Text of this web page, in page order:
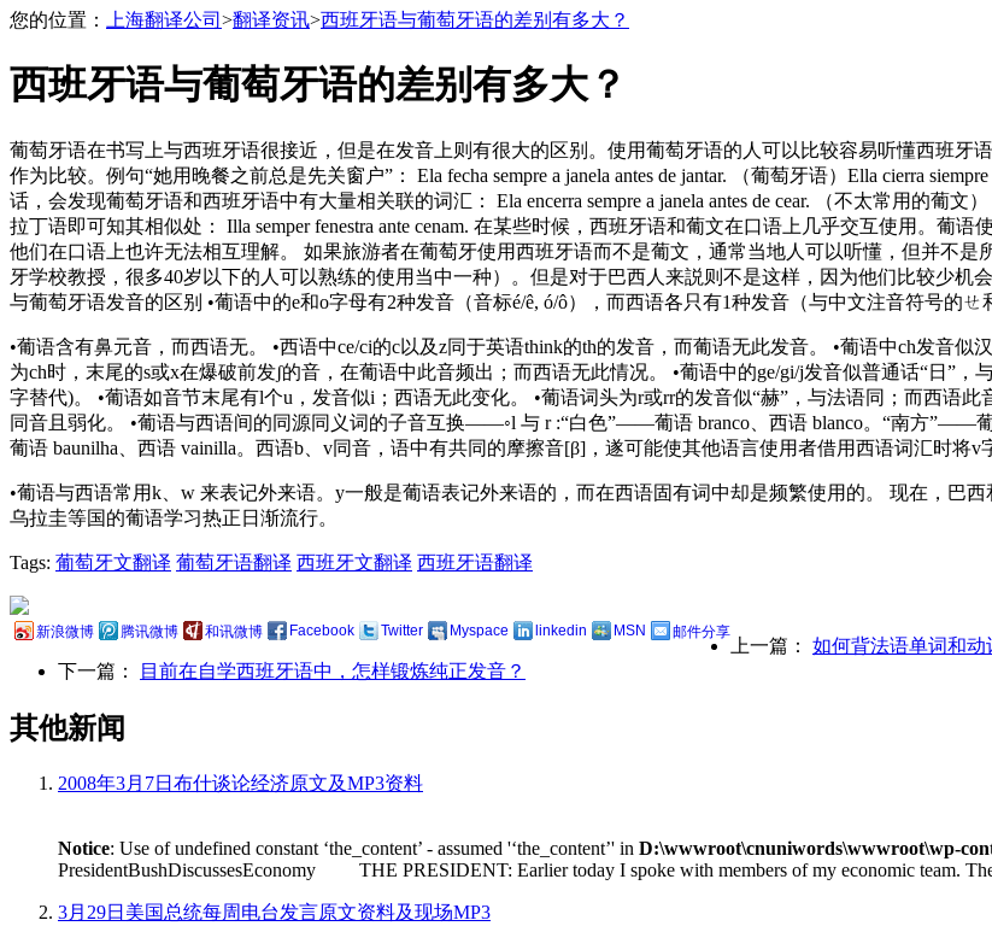
您的位置： 上海翻译公司 >翻译资讯>西班牙语与葡萄牙语的差别有多大？
西班牙语与葡萄牙语的差别有多大？
葡萄牙语在书写上与西班牙语很接近，但是在发音上则有很大的区别。使用葡萄牙语的人可以比较容易听懂西班牙
作为比较。例句“她用晚餐之前总是先关窗户”： Ela fecha sempre a janela antes de jantar. （葡萄牙语）Ella cierra
话，会发现葡萄牙语和西班牙语中有大量相关联的词汇： Ela encerra sempre a janela antes de cear. （不太常用的葡文
拉丁语即可知其相似处： Illa semper fenestra ante cenam. 在某些时候，西班牙语和葡文在口语上几乎交互使用。葡
他们在口语上也许无法相互理解。 如果旅游者在葡萄牙使用西班牙语而不是葡文，通常当地人可以听懂，但并不
牙学校教授，很多40岁以下的人可以熟练的使用当中一种）。但是对于巴西人来説则不是这样，因为他们比较少
与葡萄牙语发音的区别 •葡语中的e和o字母有2种发音（音标é/ê, ó/ô），而西语各只有1种发音（与中文注音符号的ㄝ
•葡语含有鼻元音，而西语无。 •西语中ce/ci的c以及z同于英语think的th的发音，而葡语无此发音。 •葡语中ch发音
为ch时，末尾的s或x在爆破前发ʃ的音，在葡语中此音频出；而西语无此情况。 •葡语中的ge/gi/j发音似普通话“日”
字替代)。 •葡语如音节末尾有l个u，发音似i；西语无此变化。 •葡语词头为r或rr的发音似“赫”，与法语同；而西语
同音且弱化。 •葡语与西语间的同源同义词的子音互换——◦l 与 r :“白色”——葡语 branco、西语 blanco。“南方
葡语 baunilha、西语 vainilla。西语b、v同音，语中有共同的摩擦音[β]，遂可能使其他语言使用者借用西语词汇时将v
•葡语与西语常用k、w 来表记外来语。y一般是葡语表记外来语的，而在西语固有词中却是频繁使用的。 现在，巴
乌拉圭等国的葡语学习热正日渐流行。
Tags: 葡萄牙文翻译 葡萄牙语翻译 西班牙文翻译 西班牙语翻译
新浪微博 腾讯微博 和讯微博 Facebook Twitter Myspace linkedin MSN 邮件分享
上一篇： 如何背法语单词和动
下一篇：
目前在自学西班牙语中，怎样锻炼纯正发音？
其他新闻
2008年3月7日布什谈论经济原文及MP3资料
Notice: Use of undefined constant ‘the_content’ - assumed '‘the_content’' in D:\wwwroot\cnuniwords\wwwroot\wp-
PresidentBushDiscussesEconomy THE PRESIDENT: Earlier today I spoke with members of my economic team.
3月29日美国总统每周电台发言原文资料及现场MP3